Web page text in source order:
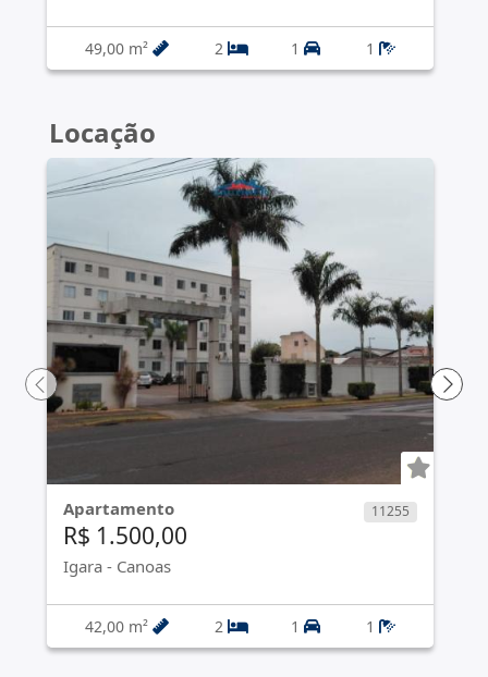
49,00 m² 2 1 1
Locação
Apartamento 11255
R$ 1.500,00
Igara - Canoas
42,00 m² 2 1 1